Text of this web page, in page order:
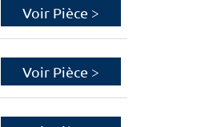
Voir Pièce >
Voir Pièce >